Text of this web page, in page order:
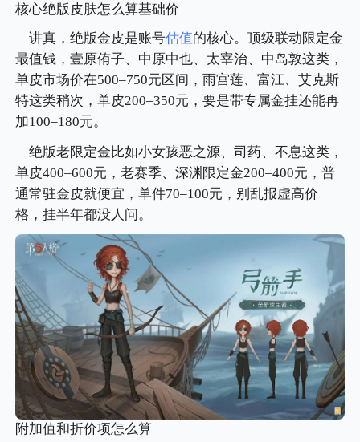
核心绝版皮肤怎么算基础价
讲真，绝版金皮是账号估值的核心。顶级联动限定金
最值钱，壹原侑子、中原中也、太宰治、中岛敦这类，
单皮市场价在500–750元区间，雨宫莲、富江、艾克斯
特这类稍次，单皮200–350元，要是带专属金挂还能再
加100–180元。
绝版老限定金比如小女孩恶之源、司药、不息这类，
单皮400–600元，老赛季、深渊限定金200–400元，普
通常驻金皮就便宜，单件70–100元，别乱报虚高价
格，挂半年都没人问。
附加值和折价项怎么算